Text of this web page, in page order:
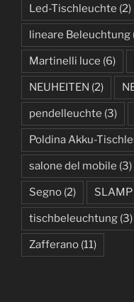
Led-Tischleuchte (2)
lineare Beleuchtung
Martinelli luce (6)
NEUHEITEN (2)
pendelleuchte (3)
Poldina Akku-
salone del mobile (3)
Segno (2) SLAMP
tischbeleuchtung (3)
Zafferano (11)